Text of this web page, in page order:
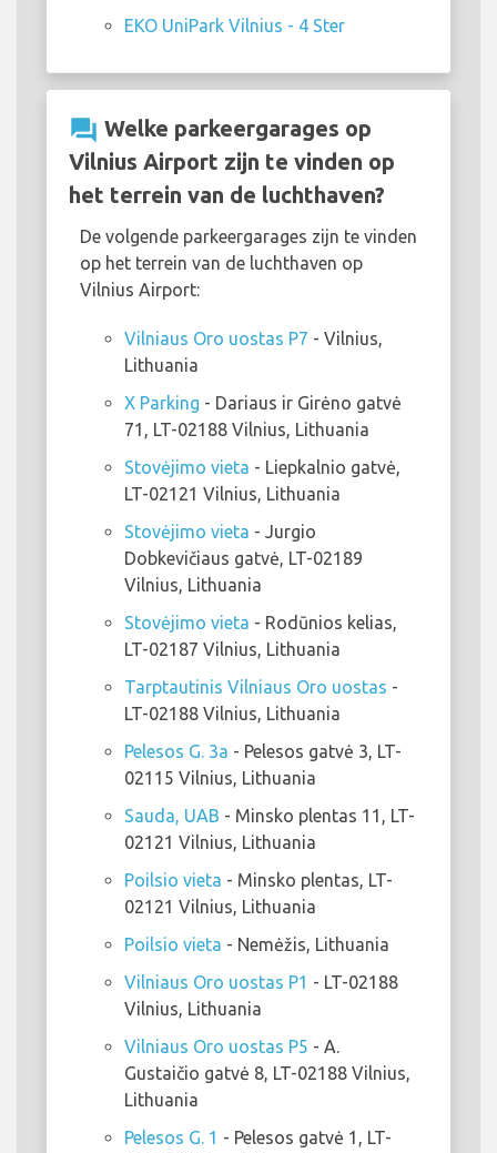
EKO UniPark Vilnius - 4 Ster
question_answer Welke parkeergarages op
Vilnius Airport zijn te vinden op
het terrein van de luchthaven?
De volgende parkeergarages zijn te vinden
op het terrein van de luchthaven op
Vilnius Airport:
Vilniaus Oro uostas P7 - Vilnius,
Lithuania
X Parking - Dariaus ir Girėno gatvė
71, LT-02188 Vilnius, Lithuania
Stovėjimo vieta - Liepkalnio gatvė,
LT-02121 Vilnius, Lithuania
Stovėjimo vieta - Jurgio
Dobkevičiaus gatvė, LT-02189
Vilnius, Lithuania
Stovėjimo vieta - Rodūnios kelias,
LT-02187 Vilnius, Lithuania
Tarptautinis Vilniaus Oro uostas -
LT-02188 Vilnius, Lithuania
Pelesos G. 3a - Pelesos gatvė 3, LT-
02115 Vilnius, Lithuania
Sauda, UAB - Minsko plentas 11, LT-
02121 Vilnius, Lithuania
Poilsio vieta - Minsko plentas, LT-
02121 Vilnius, Lithuania
Poilsio vieta - Nemėžis, Lithuania
Vilniaus Oro uostas P1 - LT-02188
Vilnius, Lithuania
Vilniaus Oro uostas P5 - A.
Gustaičio gatvė 8, LT-02188 Vilnius,
Lithuania
Pelesos G. 1 - Pelesos gatvė 1, LT-